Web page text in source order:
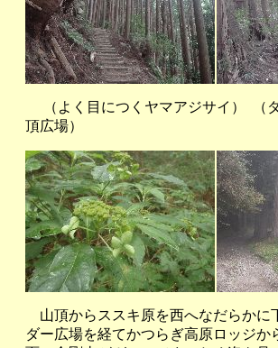
（よく目につくヤマアジサイ）
頂広場）
山頂からススキ原を西へなだらかに
ダー広場を経てかつらぎ高原ロッジ